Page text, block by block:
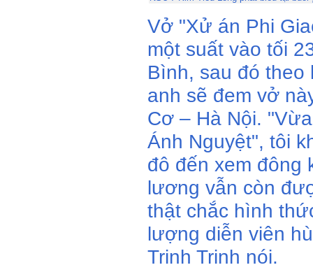
Vở "Xử án Phi
một suất vào tối
Bình, sau đó
anh sẽ đem vở
Cơ – Hà Nội.
Ánh Nguyệt", tôi
đô đến xem đông
lương vẫn còn
thật chắc hình
lượng diễn viên
Trinh Trinh nói.